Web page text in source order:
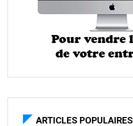
ARTICLES POPULAIRES